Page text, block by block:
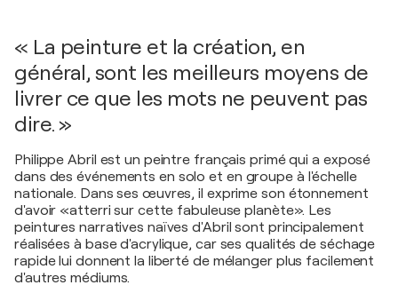
« La peinture et la création, en
général, sont les meilleurs moyens de
livrer ce que les mots ne peuvent pas
dire. »
Philippe Abril est un peintre français primé qui a exposé
dans des événements en solo et en groupe à l'échelle
nationale. Dans ses œuvres, il exprime son étonnement
d'avoir «atterri sur cette fabuleuse planète». Les
peintures narratives naïves d'Abril sont principalement
réalisées à base d'acrylique, car ses qualités de séchage
rapide lui donnent la liberté de mélanger plus facilement
d'autres médiums.